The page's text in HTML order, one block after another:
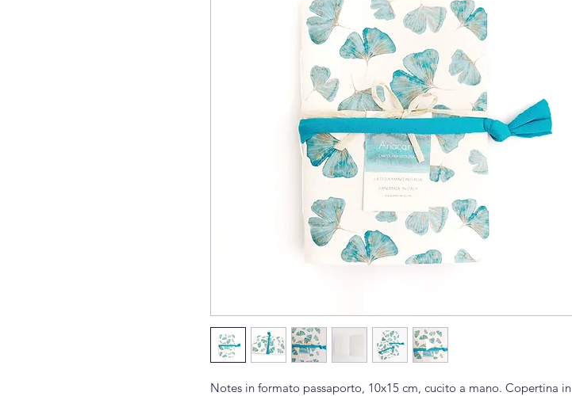
Notes in formato passaporto, 10x15 cm, cucito a mano. Copertina in